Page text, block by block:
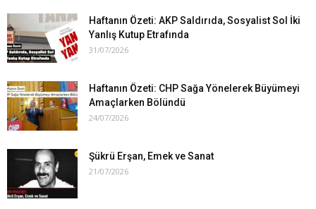
Haftanın Özeti: AKP Saldırıda, Sosyalist Sol İki
Yanlış Kutup Etrafında
31/07/2026
Haftanın Özeti: CHP Sağa Yönelerek Büyümeyi
Amaçlarken Bölündü
24/07/2026
Şükrü Erşan, Emek ve Sanat
21/07/2026